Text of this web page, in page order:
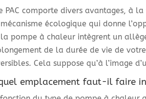
PAC comporte divers avantages, à
écologique qui donne
pompe à chaleur intègrent un
de la durée de vie de
Cela suppose qu’à l’image
emplacement faut-il faire